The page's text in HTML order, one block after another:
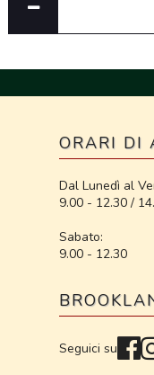
ORARI DI
Dal Lunedì al
9.00 - 12.30 /
Sabato:
9.00 - 12.30
Seguici su